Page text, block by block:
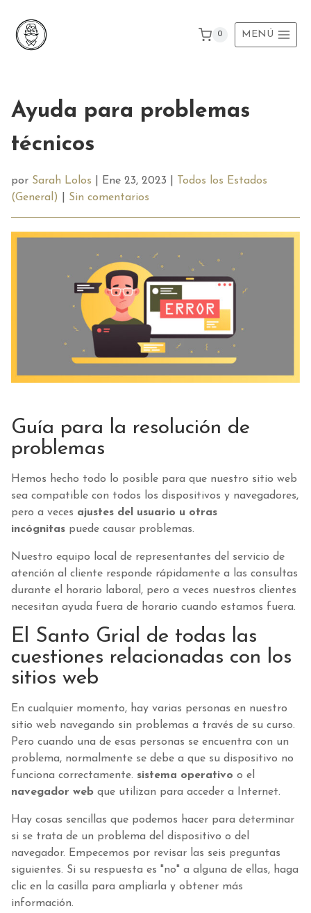
contenido
0 MENÚ
Ayuda para problemas
técnicos
por Sarah Lolos | Ene 23, 2023 |
Todos los Estados
(General)
Sin comentarios
Guía para la resolución de
problemas
Hemos hecho todo lo posible para que nuestro sitio web
sea compatible con todos los dispositivos y navegadores,
pero a veces ajustes del usuario u otras
incógnitas puede causar problemas.
Nuestro equipo local de representantes del servicio de
atención al cliente responde rápidamente a las consultas
durante el horario laboral, pero a veces nuestros clientes
necesitan ayuda fuera de horario cuando estamos fuera.
El Santo Grial de todas las
cuestiones relacionadas con los
sitios web
En cualquier momento, hay varias personas en nuestro
sitio web navegando sin problemas a través de su curso.
Pero cuando una de esas personas se encuentra con un
problema, normalmente se debe a que su dispositivo no
funciona correctamente. sistema operativo o el
navegador web que utilizan para acceder a Internet.
Hay cosas sencillas que podemos hacer para determinar
si se trata de un problema del dispositivo o del
navegador. Empecemos por revisar las seis preguntas
siguientes. Si su respuesta es "no" a alguna de ellas, haga
clic en la casilla para ampliarla y obtener más
información.